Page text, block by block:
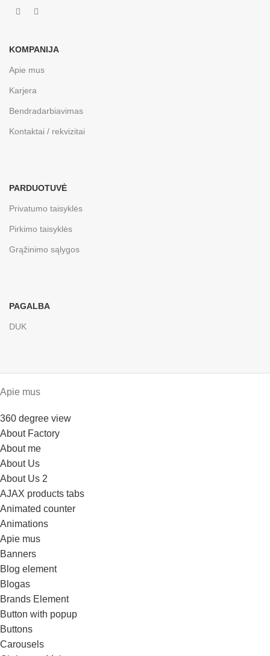
KOMPANIJA
Apie mus
Karjera
Bendradarbiavimas
Kontaktai / rekvizitai
PARDUOTUVĖ
Privatumo taisyklės
Pirkimo taisyklės
Grąžinimo sąlygos
PAGALBA
DUK
Apie mus
360 degree view
About Factory
About me
About Us
About Us 2
AJAX products tabs
Animated counter
Animations
Apie mus
Banners
Blog element
Blogas
Brands Element
Button with popup
Buttons
Carousels